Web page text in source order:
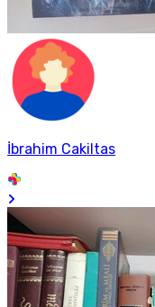
İbrahim Cakiltas